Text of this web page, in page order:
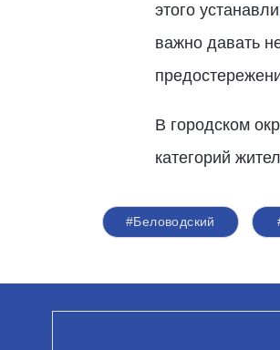
этого
важно давать
В городском
категорий
#Беловодский